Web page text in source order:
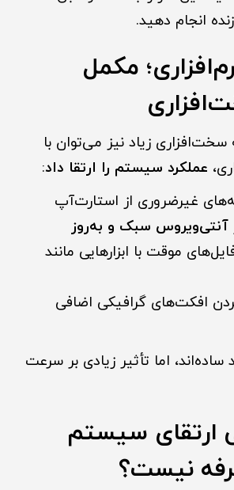
انجام دهید.
مکمل
زیاد نیز می‌توان با
عملکرد سیستم را ارتقا داد:
غیرضروری از استارت‌آپ
آنتی‌ویروس سبک و به‌روز
موقت با ابزارهایی مانند
افکت‌های گرافیکی اضافی
اما تأثیر زیادی بر سرعت
ارتقای سیستم
نیست؟